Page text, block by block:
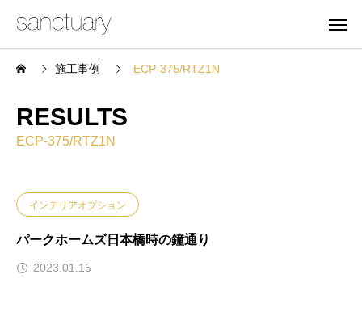
施工事例 ECP-375/RTZ1N
RESULTS
ECP-375/RTZ1N
インテリアオプション
パークホームズ日本橋時の鐘通り
2023.01.15